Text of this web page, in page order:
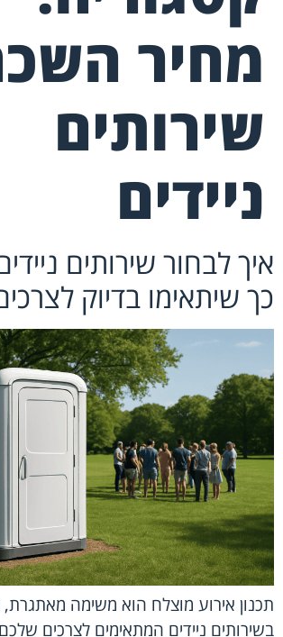
מחיר
שירותים
ניידים
איך לבחור שירותים
כך שיתאימו בדיוק
תכנון אירוע מוצלח הוא משימה מאתגרת,
בשירותים ניידים המתאימים לצרכים